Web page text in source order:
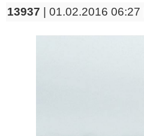
13937 | 01.02.2016 06:27 |